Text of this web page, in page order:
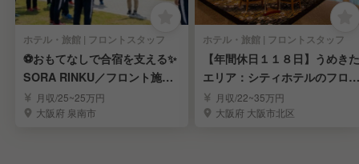
ホテル・旅館 | フロントスタッフ
⚽おもてなしで合宿を支える✨
SORA RINKU／フロント施設
運営スタッフ
月収/25~25万円
大阪府 泉南市
ホテル・旅館 | フロントスタッフ
【年間休日１１８日】うめきた
エリア：シティホテルのフロン
トスタッフ募集！
月収/22~35万円
大阪府 大阪市北区